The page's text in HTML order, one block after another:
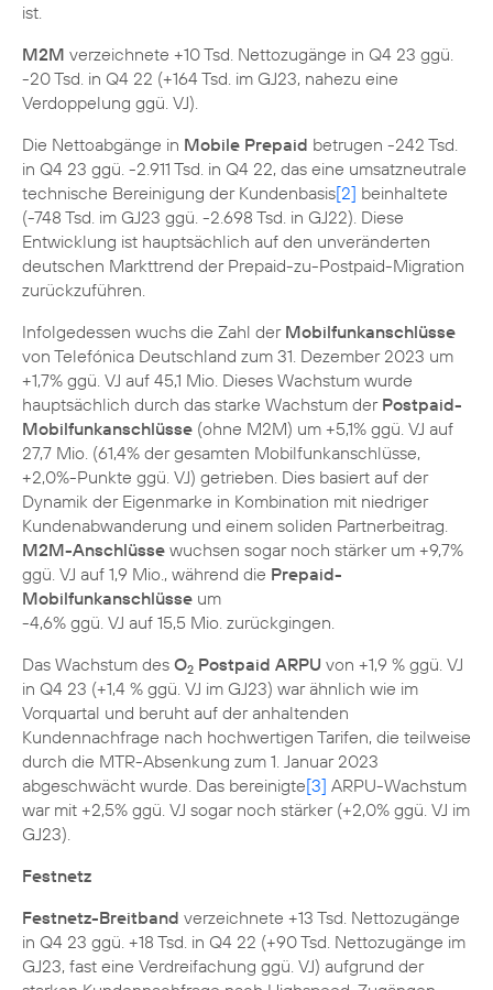
ist.
M2M verzeichnete +10 Tsd. Nettozugänge in Q4 23 ggü.
-20 Tsd. in Q4 22 (+164 Tsd. im GJ23, nahezu eine
Verdoppelung ggü. VJ).
Die Nettoabgänge in Mobile Prepaid betrugen -242 Tsd.
in Q4 23 ggü. -2.911 Tsd. in Q4 22, das eine umsatzneutrale
technische Bereinigung der Kundenbasis[2] beinhaltete
(-748 Tsd. im GJ23 ggü. -2.698 Tsd. in GJ22). Diese
Entwicklung ist hauptsächlich auf den unveränderten
deutschen Markttrend der Prepaid-zu-Postpaid-Migration
zurückzuführen.
Infolgedessen wuchs die Zahl der Mobilfunkanschlüsse
von Telefónica Deutschland zum 31. Dezember 2023 um
+1,7% ggü. VJ auf 45,1 Mio. Dieses Wachstum wurde
hauptsächlich durch das starke Wachstum der Postpaid-
Mobilfunkanschlüsse (ohne M2M) um +5,1% ggü. VJ auf
27,7 Mio. (61,4% der gesamten Mobilfunkanschlüsse,
+2,0%-Punkte ggü. VJ) getrieben. Dies basiert auf der
Dynamik der Eigenmarke in Kombination mit niedriger
Kundenabwanderung und einem soliden Partnerbeitrag.
M2M-Anschlüsse wuchsen sogar noch stärker um +9,7%
ggü. VJ auf 1,9 Mio., während die Prepaid-
Mobilfunkanschlüsse um
-4,6% ggü. VJ auf 15,5 Mio. zurückgingen.
Das Wachstum des O2 Postpaid ARPU von +1,9 % ggü. VJ
in Q4 23 (+1,4 % ggü. VJ im GJ23) war ähnlich wie im
Vorquartal und beruht auf der anhaltenden
Kundennachfrage nach hochwertigen Tarifen, die teilweise
durch die MTR-Absenkung zum 1. Januar 2023
abgeschwächt wurde. Das bereinigte[3] ARPU-Wachstum
war mit +2,5% ggü. VJ sogar noch stärker (+2,0% ggü. VJ im
GJ23).
Festnetz
Festnetz-Breitband verzeichnete +13 Tsd. Nettozugänge
in Q4 23 ggü. +18 Tsd. in Q4 22 (+90 Tsd. Nettozugänge im
GJ23, fast eine Verdreifachung ggü. VJ) aufgrund der